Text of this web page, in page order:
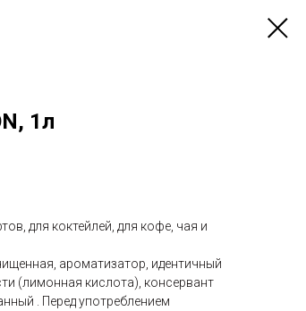
1л
для коктейлей, для кофе, чая и
ароматизатор, идентичный
(лимонная кислота), консервант
. Перед употреблением